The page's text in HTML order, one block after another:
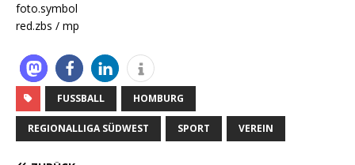
foto.symbol
red.zbs / mp
FUSSBALL HOMBURG
REGIONALLIGA SÜDWEST SPORT VEREIN